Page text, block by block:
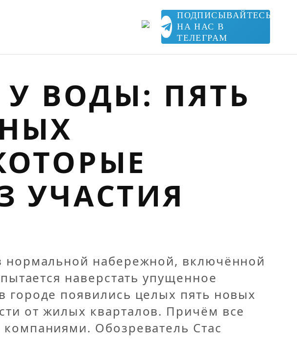
ПОДПИСЫВАЙТЕСЬ
НА НАС В
ТЕЛЕГРАМ
ВОДЫ: ПЯТЬ
УЧАСТИЯ
нормальной набережной, включённой
наверстать упущенное
появились целых пять новых
от жилых кварталов. Причём все
Обозреватель Стас